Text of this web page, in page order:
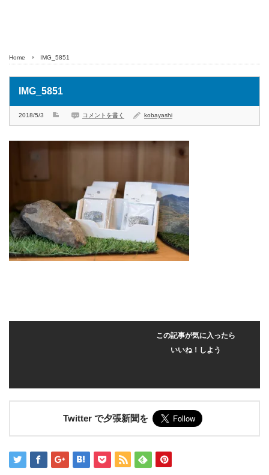
Home IMG_5851
IMG_5851
2018/5/3 コメントを書く kobayashi
この記事が気に入ったら
いいね！しよう
Twitter で夕張新聞を